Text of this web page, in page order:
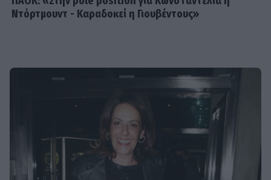
Ντόρτμουντ - Καραδοκεί η Γιουβέντους»